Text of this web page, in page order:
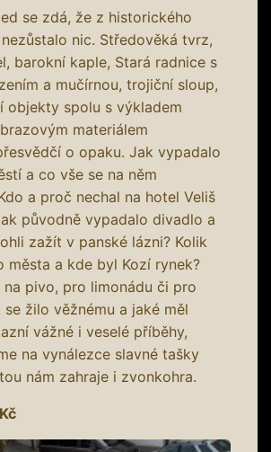
se zdá, že z historického
nic. Středověká tvrz,
barokní kaple, Stará radnice s
a mučírnou, trojiční sloup,
objekty spolu s výkladem
materiálem
o opaku. Jak vypadalo
a co vše se na něm
a proč nechal na hotel Veliš
původně vypadalo divadlo a
zažít v panské lázni? Kolik
města a kde byl Kozí rynek?
na pivo, pro limonádu či pro
žilo věžnému a jaké měl
vážné i veselé příběhy,
na vynálezce slavné tašky
nám zahraje i zvonkohra.